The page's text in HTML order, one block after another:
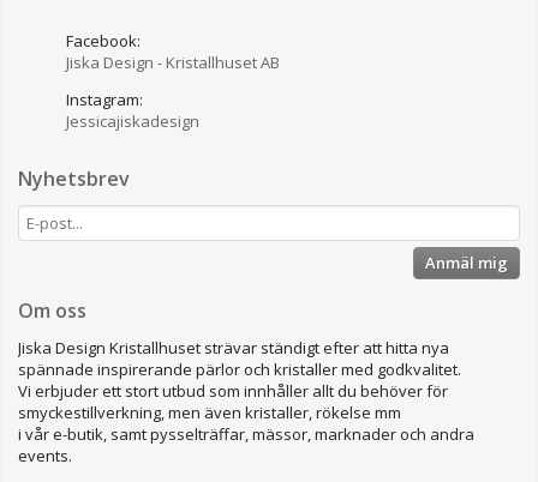
Facebook:
Jiska Design - Kristallhuset AB
Instagram:
Jessicajiskadesign
Nyhetsbrev
Anmäl mig
Om oss
Jiska Design Kristallhuset strävar ständigt efter att hitta nya
spännade inspirerande pärlor och kristaller med godkvalitet.
Vi erbjuder ett stort utbud som innhåller allt du behöver för
smyckestillverkning, men även kristaller, rökelse mm
i vår e-butik, samt pysselträffar, mässor, marknader och andra
events.